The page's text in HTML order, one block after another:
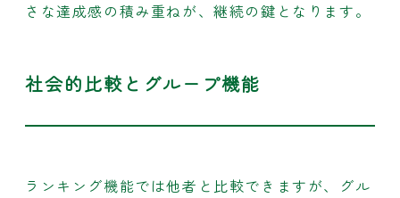
さな達成感の積み重ねが、継続の鍵となります。
社会的比較とグループ機能
ランキング機能では他者と比較できますが、グル